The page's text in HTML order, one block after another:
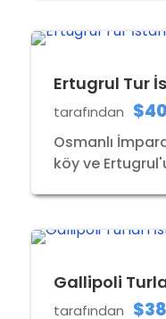
Ertugrul Tur
tarafından
Osmanlı
köy ve
Gallipoli
tarafından